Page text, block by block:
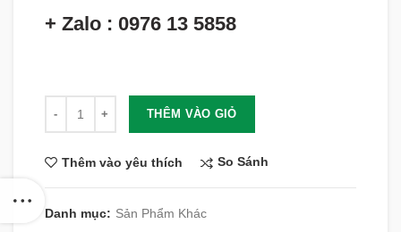
+ Zalo : 0976 13 5858
THÊM VÀO GIỎ
Thêm vào yêu thích So Sánh
Danh mục: Sản Phẩm Khác